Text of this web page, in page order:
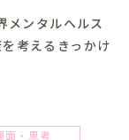
メンタルヘルス
考えるきっかけ
面・思考